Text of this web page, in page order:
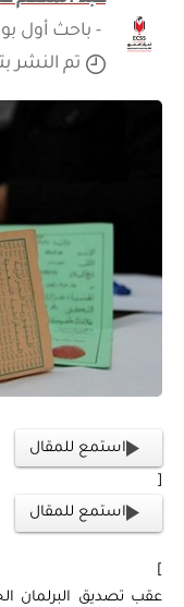
- باحث أول
تم النشر بتاريخ 09/
استمع للمقال
استمع للمقال
عقب تصديق البرلمان